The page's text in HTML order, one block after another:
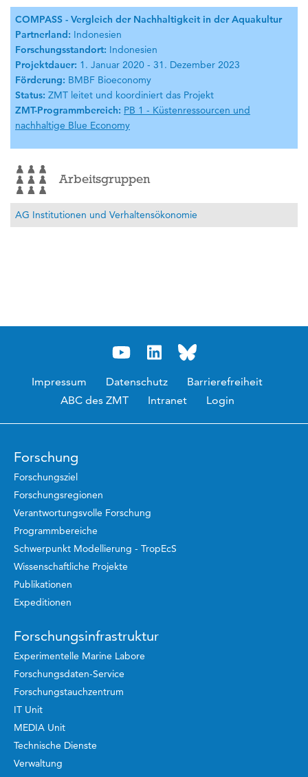
COMPASS - Vergleich der Nachhaltigkeit in der Aquakultur
Partnerland: Indonesien
Forschungsstandort: Indonesien
Projektdauer: 1. Januar 2020 - 31. Dezember 2023
Förderung: BMBF Bioeconomy
Status: ZMT leitet und koordiniert das Projekt
ZMT-Programmbereich: PB 1 - Küstenressourcen und
nachhaltige Blue Economy
Arbeitsgruppen
AG Institutionen und Verhaltensökonomie
Impressum Datenschutz
Barrierefreiheit
ABC des ZMT
Intranet Login
Forschung
Forschungsziel
Forschungsregionen
Verantwortungsvolle Forschung
Programmbereiche
Schwerpunkt Modellierung - TropEcS
Wissenschaftliche Projekte
Publikationen
Expeditionen
Forschungsinfrastruktur
Experimentelle Marine Labore
Forschungsdaten-Service
Forschungstauchzentrum
IT Unit
MEDIA Unit
Technische Dienste
Verwaltung